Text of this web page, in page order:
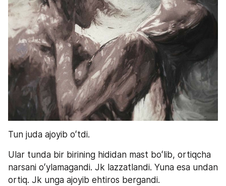
Tun juda ajoyib oʻtdi.
Ular tunda bir birining hididan mast boʻlib, ortiqcha
narsani oʻylamagandi. Jk lazzatlandi. Yuna esa undan
ortiq. Jk unga ajoyib ehtiros bergandi.